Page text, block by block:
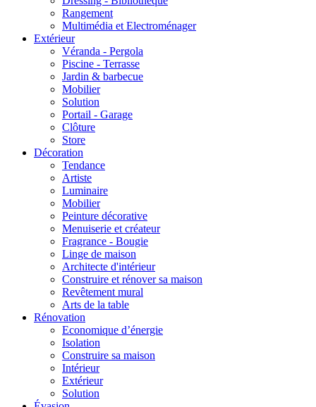
Rangement
Multimédia et Electroménager
Extérieur
Véranda - Pergola
Piscine - Terrasse
Jardin & barbecue
Mobilier
Solution
Portail - Garage
Clôture
Store
Décoration
Tendance
Artiste
Luminaire
Mobilier
Peinture décorative
Menuiserie et créateur
Fragrance - Bougie
Linge de maison
Architecte d'intérieur
Construire et rénover sa maison
Revêtement mural
Arts de la table
Rénovation
Economique d’énergie
Isolation
Construire sa maison
Intérieur
Extérieur
Solution